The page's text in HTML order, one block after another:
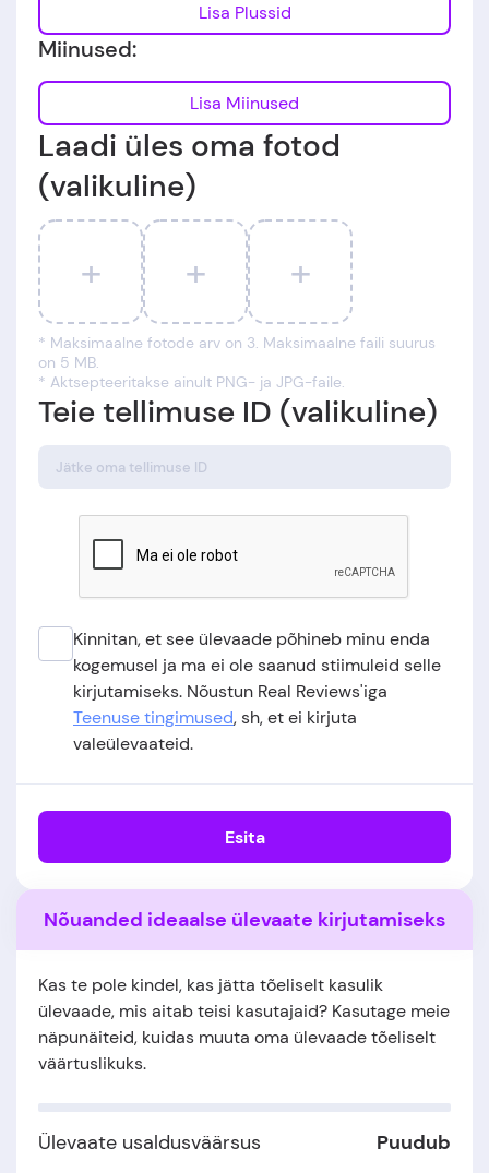
Lisa Plussid
Miinused:
Lisa Miinused
Laadi üles oma fotod
(valikuline)
+ + +
* Maksimaalne fotode arv on 3. Maksimaalne faili suurus
on 5 MB.
* Aktsepteeritakse ainult PNG- ja JPG-faile.
Teie tellimuse ID (valikuline)
Kinnitan, et see ülevaade põhineb minu enda
kogemusel ja ma ei ole saanud stiimuleid selle
kirjutamiseks. Nõustun Real Reviews'iga
Teenuse tingimused, sh, et ei kirjuta
valeülevaateid.
Esita
Nõuanded ideaalse ülevaate kirjutamiseks
Kas te pole kindel, kas jätta tõeliselt kasulik
ülevaade, mis aitab teisi kasutajaid? Kasutage meie
näpunäiteid, kuidas muuta oma ülevaade tõeliselt
väärtuslikuks.
Ülevaate usaldusväärsus Puudub